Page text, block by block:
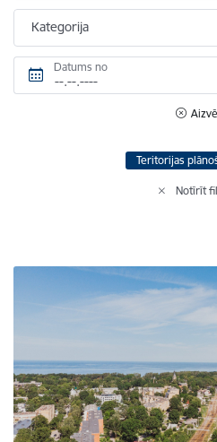
Kategorija
Datums no
Teritorijas
Notīrīt